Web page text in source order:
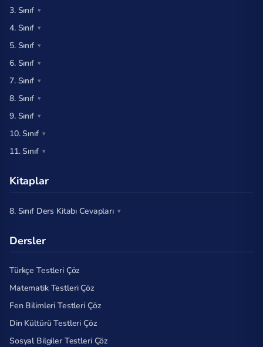
3. Sınıf
4. Sınıf
5. Sınıf
6. Sınıf
7. Sınıf
8. Sınıf
9. Sınıf
10. Sınıf
11. Sınıf
Kitaplar
8. Sınıf Ders Kitabı Cevapları
Dersler
Türkçe Testleri Çöz
Matematik Testleri Çöz
Fen Bilimleri Testleri Çöz
Din Kültürü Testleri Çöz
Sosyal Bilgiler Testleri Çöz